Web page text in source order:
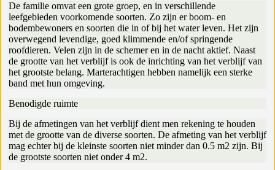
De familie omvat een grote groep, en in verschillende
leefgebieden voorkomende soorten. Zo zijn er boom- en
bodembewoners en soorten die in of bij het water leven. Het zijn
overwegend levendige, goed klimmende en/of springende
roofdieren. Velen zijn in de schemer en in de nacht aktief. Naast
de grootte van het verblijf is ook de inrichting van het verblijf van
het grootste belang. Marterachtigen hebben namelijk een sterke
band met hun omgeving.
Benodigde ruimte
Bij de afmetingen van het verblijf dient men rekening te houden
met de grootte van de diverse soorten. De afmeting van het verblijf
mag echter bij de kleinste soorten niet minder dan 0.5 m2 zijn. Bij
de grootste soorten niet onder 4 m2.